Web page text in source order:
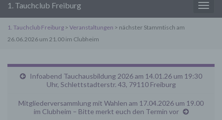
1. Tauchclub Freiburg
1. Tauchclub Freiburg > Veranstaltungen > nächster Stammtisch am
26.06.2026 um 21.00 im Clubheim
Infoabend Tauchausbildung 2026 am 14.01.26 um 19:30
Uhr, Schlettstadterstr. 43, 79110 Freiburg
Mitgliederversammlung mit Wahlen am 17.04.2026 um 19.00
im Clubheim – Bitte merkt euch den Termin vor